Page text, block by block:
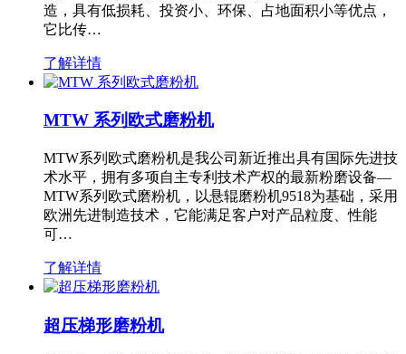
造，具有低损耗、投资小、环保、占地面积小等优点，
它比传…
了解详情
MTW 系列欧式磨粉机
MTW系列欧式磨粉机是我公司新近推出具有国际先进技
术水平，拥有多项自主专利技术产权的最新粉磨设备—
MTW系列欧式磨粉机，以悬辊磨粉机9518为基础，采用
欧洲先进制造技术，它能满足客户对产品粒度、性能
可…
了解详情
超压梯形磨粉机